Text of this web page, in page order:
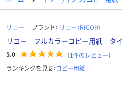
リコー ブランド： リコー（RICOH）
リコー フルカラーコピー用紙 タイ
5.0 （1件のレビュー）
ランキングを見る：コピー用紙